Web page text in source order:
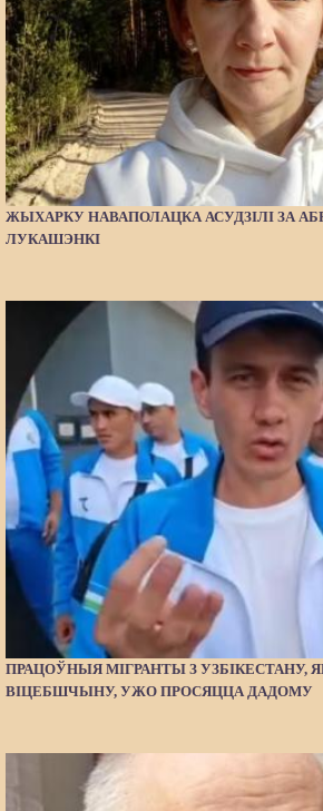
ЖЫХАРКУ НАВАПОЛАЦКА АСУДЗІЛІ ЗА
ЛУКАШЭНКІ
ПРАЦОЎНЫЯ МІГРАНТЫ З УЗБІКЕСТАНУ,
ВІЦЕБШЧЫНУ, УЖО ПРОСЯЦЦА ДАДОМУ